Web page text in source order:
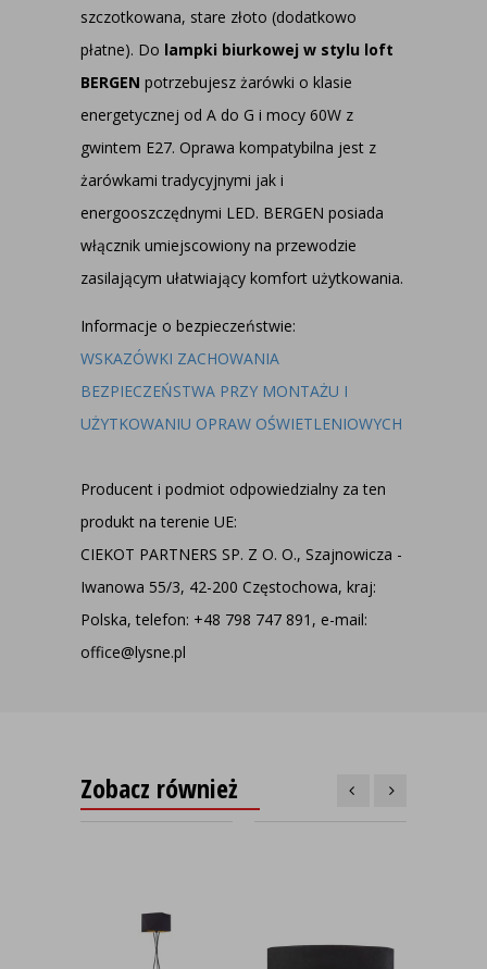
szczotkowana, stare złoto (dodatkowo
płatne). Do lampki biurkowej w stylu loft
BERGEN potrzebujesz żarówki o klasie
energetycznej od A do G i mocy 60W z
gwintem E27. Oprawa kompatybilna jest z
żarówkami tradycyjnymi jak i
energooszczędnymi LED. BERGEN posiada
włącznik umiejscowiony na przewodzie
zasilającym ułatwiający komfort użytkowania.
Informacje o bezpieczeństwie:
WSKAZÓWKI ZACHOWANIA
BEZPIECZEŃSTWA PRZY MONTAŻU I
UŻYTKOWANIU OPRAW OŚWIETLENIOWYCH
Producent i podmiot odpowiedzialny za ten
produkt na terenie UE:
CIEKOT PARTNERS SP. Z O. O., Szajnowicza -
Iwanowa 55/3, 42-200 Częstochowa, kraj:
Polska, telefon: +48 798 747 891, e-mail:
office@lysne.pl
Zobacz również